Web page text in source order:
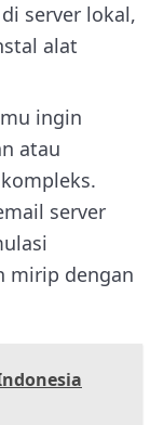
server lokal,
alat
ingin
atau
server
mirip dengan